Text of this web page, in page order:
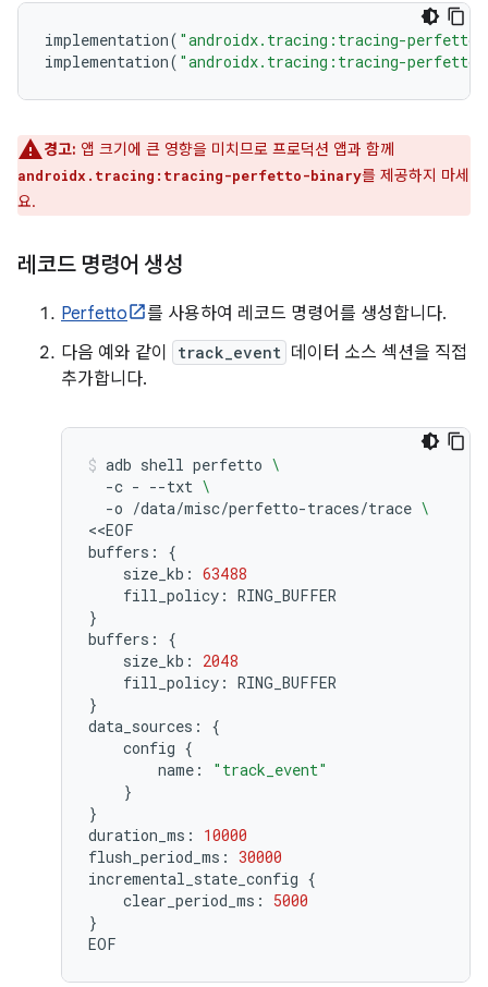
implementation( "androidx.tracing:tracing-
implementation( "androidx.tracing:tracing-
경고: 앱 크기에 큰 영향을 미치므로 프로덕션 앱과 함께
androidx.tracing:tracing-perfetto-binary를 제공하지 마세
요.
레코드 명령어 생성
Perfetto
를 사용하여 레코드 명령어를 생성합니다.
다음 예와 같이
track_event 데이터 소스 섹션을 직접
추가합니다.
adb shell perfetto \
-c - --txt \
-o /data/misc/perfetto-traces/trace \
<<EOF
buffers:
{
size_kb: 63488
fill_policy:
}
buffers:
{
size_kb:
2048
fill_policy:
}
data_sources:
{
config {
name:
"track_event"
}
}
duration_ms:
10000
flush_period_ms: 30000
incremental_state_config {
clear_period_ms:
5000
}
EOF